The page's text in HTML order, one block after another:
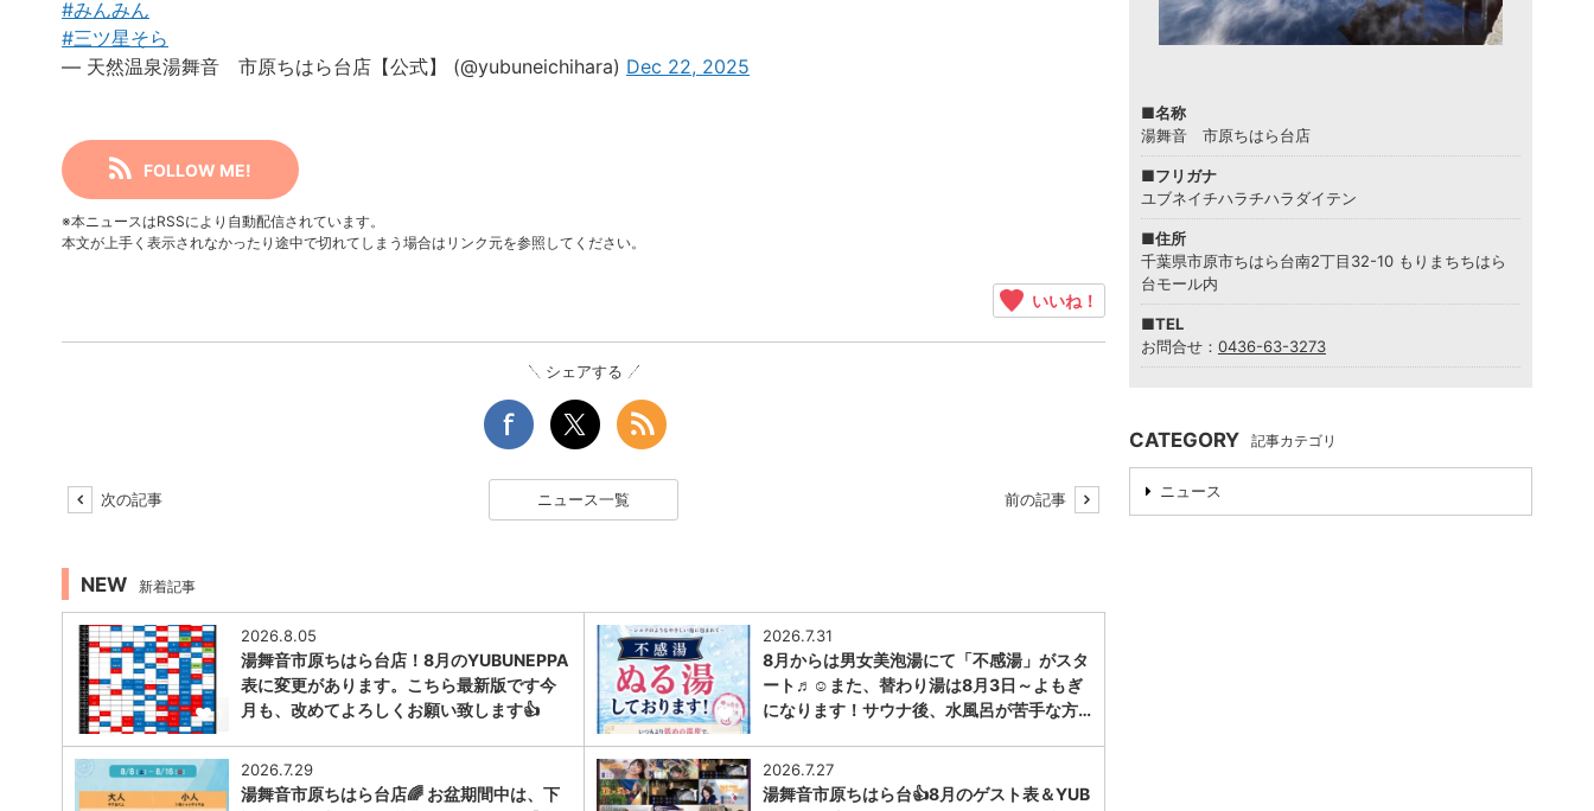
#みんみん
#三ツ星そら
— 天然温泉湯舞音 市原ちはら台店【公式】 (@yubuneichihara) Dec 22, 2025
FOLLOW ME!
※本ニュースはRSSにより自動配信されています。
本文が上手く表示されなかったり途中で切れてしまう場合はリンク元を参照してください。
いいね！
シェアする
次の記事 ニュース一覧 前の記事
NEW 新着記事
1
2026.8.05
湯舞音市原ちはら台店！8月のYUBUNEPPA
表に変更があります。こちら最新版です今
月も、改めてよろしくお願い致します👍
1
2026.7.31
8月からは男女美泡湯にて「不感湯」がスタ
ート♬☺また、替わり湯は8月3日～よもぎ
になります！サウナ後、水風呂が苦手な方…
2026.7.29
湯舞音市原ちはら台店🌈 お盆期間中は、下
2026.7.27
湯舞音市原ちはら台👍8月のゲスト表＆YUB
■名称
湯舞音 市原ちはら台店
■フリガナ
ユブネイチハラチハラダイテン
■住所
千葉県市原市ちはら台南2丁目32-10 もりまちちはら
台モール内
■TEL
お問合せ： 0436-63-3273
CATEGORY 記事カテゴリ
ニュース